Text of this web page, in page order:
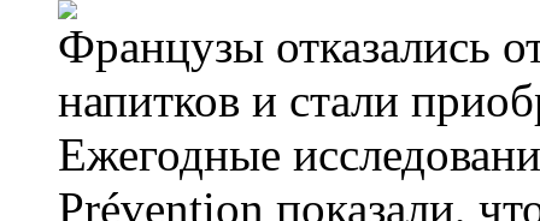
Французы отказались
напитков и стали
Ежегодные
Prévention показали,